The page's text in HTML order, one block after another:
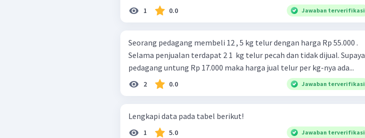
1 0.0 Jawaban terverifikasi
Seorang pedagang membeli 12 , 5 kg telur dengan harga Rp 55.000 .
Selama penjualan terdapat 2 1 ​ kg telur pecah dan tidak dijual. Supaya
pedagang untung Rp 17.000 maka harga jual telur per kg-nya ada...
2 0.0 Jawaban terverifikasi
Lengkapi data pada tabel berikut!
1 5.0 Jawaban terverifikasi